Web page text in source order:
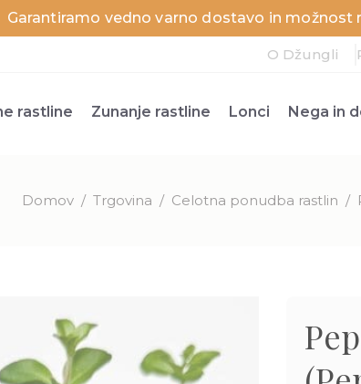
Garantiramo vedno varno dostavo in možnost
O Džungli
rastline Zunanje rastline Lonci Nega in
Domov / Trgovina / Celotna ponudba rastlin /